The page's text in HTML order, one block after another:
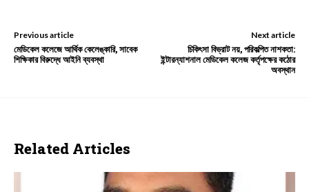
Previous article
মেডিকেল কলেজে আর্থিক কেলেঙ্কারি, সাবেক
শিক্ষিকার বিরুদ্ধে আইনি ব্যবস্থা
Next article
চিকিৎসা বিভ্রাট নয়, পরিকল্পিত নাশকতা:
ইন্টারন্যাশনাল মেডিকেল কলেজ কর্তৃপক্ষের কঠোর
অবস্থান
Related Articles